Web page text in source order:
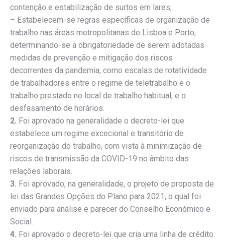
contenção e estabilização de surtos em lares;
– Estabelecem-se regras específicas de organização de
trabalho nas áreas metropolitanas de Lisboa e Porto,
determinando-se a obrigatoriedade de serem adotadas
medidas de prevenção e mitigação dos riscos
decorrentes da pandemia, como escalas de rotatividade
de trabalhadores entre o regime de teletrabalho e o
trabalho prestado no local de trabalho habitual, e o
desfasamento de horários.
2. Foi aprovado na generalidade o decreto-lei que
estabelece um regime excecional e transitório de
reorganização do trabalho, com vista à minimização de
riscos de transmissão da COVID-19 no âmbito das
relações laborais.
3. Foi aprovado, na generalidade, o projeto de proposta de
lei das Grandes Opções do Plano para 2021, o qual foi
enviado para análise e parecer do Conselho Económico e
Social.
4. Foi aprovado o decreto-lei que cria uma linha de crédito